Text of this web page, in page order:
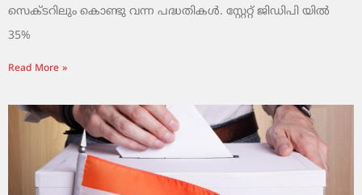
സെക്ടറിലും കൊണ്ടു വന്ന പദ്ധതികൾ. സ്റ്റേറ്റ് ജിഡിപി യിൽ
35%
Read More »